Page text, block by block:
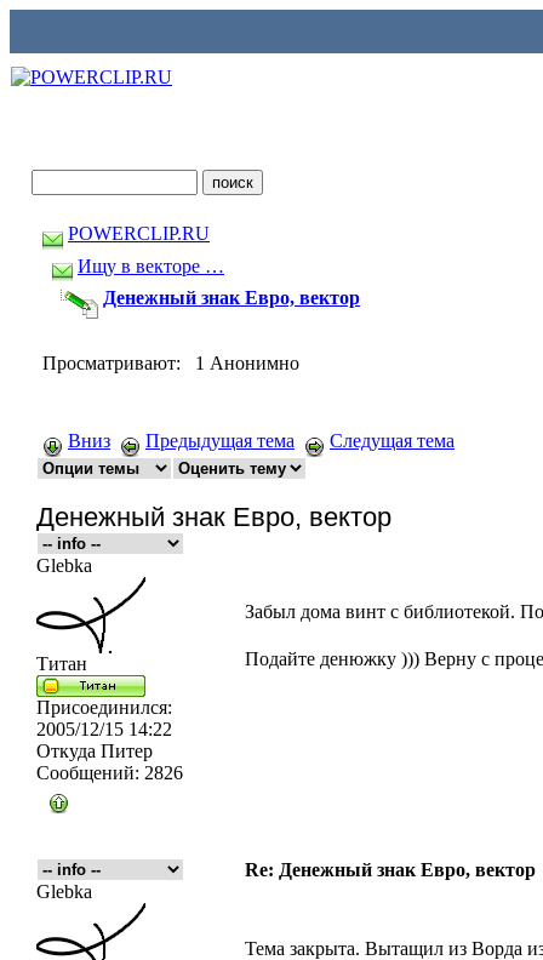
POWERCLIP.RU
Ищу в векторе …
Денежный знак Евро, вектор
Просматривают: 1 Анонимно
Вниз Предыдущая тема Следущая тема
Денежный знак Евро, вектор
Glebka
Титан
Присоединился:
2005/12/15 14:22
Откуда Питер
Сообщений: 2826
Забыл дома винт с библиотекой.
Подайте денюжку ))) Верну с
Re: Денежный знак Евро, вектор
Glebka
Тема закрыта. Вытащил из Ворда